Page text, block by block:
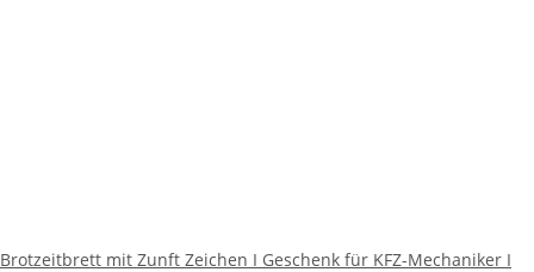
Brotzeitbrett mit Zunft Zeichen I Geschenk für KFZ-Mechaniker I